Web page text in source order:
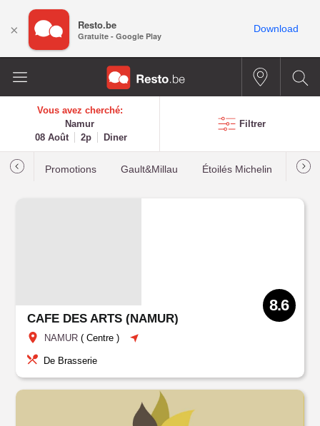
Vous avez cherché:
Namur
08 Août
2p Diner
Filtrer
Promotions Gault&Millau Étoilés Michelin Les
CAFE DES ARTS (NAMUR)
NAMUR (Centre )
8.6
De Brasserie
× Resto.be
Gratuite - Google Play
Download